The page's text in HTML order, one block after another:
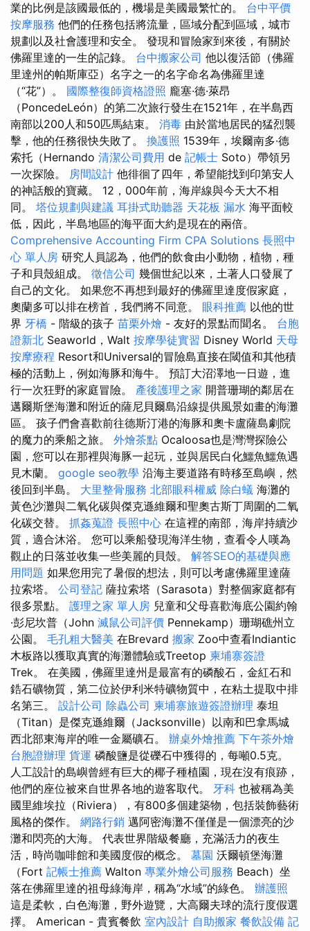
業的比例是該國最低的，機場是美國最繁忙的。 台中平價
按摩服務 他們的任務包括將流量，區域分配到區域，城市
規劃以及社會護理和安全。 發現和冒險家到來後，有關於
佛羅里達的一生的記錄。 台中搬家公司 他以復活節（佛羅
里達州的帕斯庫亞）名字之一的名字命名為佛羅里達
（“花”）。 國際整復師資格證照 龐塞·德·萊昂
（PoncedeLeón）的第二次旅行發生在1521年，在半島西
南部以200人和50匹馬結束。 消毒 由於當地居民的猛烈襲
擊，他的任務很快失敗了。 換護照 1539年，埃爾南多·德
索托（Hernando 清潔公司費用 de 記帳士 Soto）帶領另
一次探險。 房間設計 他徘徊了四年，希望能找到印第安人
的神話般的寶藏。 12，000年前，海岸線與今天大不相
同。 塔位規劃與建議 耳掛式助聽器 天花板 漏水 海平面較
低，因此，半島地區的海平面大約是現在的兩倍。
Comprehensive Accounting Firm CPA Solutions 長照中
心 單人房 研究人員認為，他們的飲食由小動物，植物，種
子和貝殼組成。 徵信公司 幾個世紀以來，土著人口發展了
自己的文化。 如果您不再想到最好的佛羅里達度假家庭，
奧蘭多可以排在榜首，我們將不同意。 眼科推薦 以他的世
界 牙橋 - 階級的孩子 苗栗外燴 - 友好的景點而聞名。 台胞
證新北 Seaworld，Walt 按摩學徒實習 Disney World 天母
按摩療程 Resort和Universal的冒險島直接在閾值和其他積
極的活動上，例如海豚和海牛。 預訂大沼澤地一日遊，進
行一次狂野的家庭冒險。 產後護理之家 開普珊瑚的鄰居在
邁爾斯堡海灘和附近的薩尼貝爾島沿線提供風景如畫的海灘
區。 孩子們會喜歡前往德斯汀港的海豚和奧卡盧薩島劇院
的魔力的乘船之旅。 外燴茶點 Ocaloosa也是灣灣探險公
園，您可以在那裡與海豚一起玩，並與居民白化鱷魚鱷魚遇
見木蘭。 google seo教學 沿海主要道路有時移至島嶼，然
後回到半島。 大里整骨服務 北部眼科權威 除白蟻 海灘的
黃色沙灘與二氧化碳與傑克遜維爾和聖奧古斯丁周圍的二氧
化碳交替。 抓姦蒐證 長照中心 在這裡的南部，海岸持續沙
質，適合沐浴。 您可以乘船發現海洋生物，查看令人嘆為
觀止的日落並收集一些美麗的貝殼。 解答SEO的基礎與應
用問題 如果您用完了暑假的想法，則可以考慮佛羅里達薩
拉索塔。 公司登記 薩拉索塔（Sarasota）對整個家庭都有
很多景點。 護理之家 單人房 兒童和父母喜歡海底公園約翰
·彭尼坎普（John 滅鼠公司評價 Pennekamp）珊瑚礁州立
公園。 毛孔粗大醫美 在Brevard 搬家 Zoo中查看Indiantic
木板路以獲取真實的海灘體驗或Treetop 柬埔寨簽證
Trek。 在美國，佛羅里達州是最富有的磷酸石，金紅石和
鋯石礦物質，第二位於伊利米特礦物質中，在粘土提取中排
名第三。 設計公司 除蟲公司 柬埔寨旅遊簽證辦理 泰坦
（Titan）是傑克遜維爾（Jacksonville）以南和巴拿馬城
西北部東海岸的唯一金屬礦石。 辦桌外燴推薦 下午茶外燴
台胞證辦理 貨運 磷酸鹽是從礫石中獲得的，每噸0.5克。
人工設計的島嶼曾經有巨大的椰子種植園，現在沒有痕跡，
他們的座位被來自世界各地的遊客取代。 牙科 也被稱為美
國里維埃拉（Riviera），有800多個建築物，包括裝飾藝術
風格的傑作。 網路行銷 邁阿密海灘不僅僅是一個漂亮的沙
灘和閃亮的大海。 代表世界階級餐廳，充滿活力的夜生
活，時尚咖啡館和美國度假的概念。 墓園 沃爾頓堡海灘
（Fort 記帳士推薦 Walton 專業外燴公司服務 Beach）坐
落在佛羅里達的祖母綠海岸，稱為“水域”的綠色。 辦護照
這是柔軟，白色海灘，野外遊覽，大高爾夫球的流行度假選
擇。 American - 貴賓餐飲 室內設計 自助搬家 餐飲設備 記